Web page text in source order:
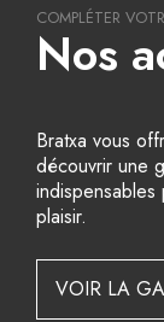
COMPLÉTER
Nos
Bratxa vous
découvrir une
plaisir.
VOIR LA